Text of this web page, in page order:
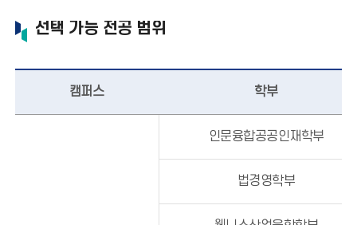
선택 가능 전공 범위
캠퍼스 학부
인문융합공공인재학부
법경영학부